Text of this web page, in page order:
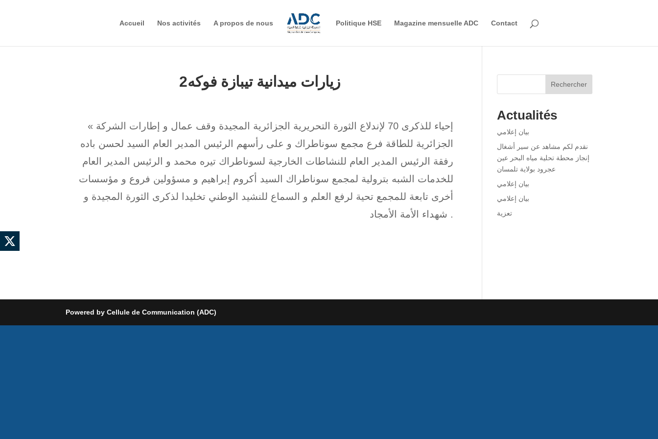
Accueil Nos activités A propos de nous Politique HSE Magazine mensuelle ADC Contact
زيارات ميدانية تيبازة فوكه2
« إحياء للذكرى 70 لإندلاع الثورة التحريرية الجزائرية المجيدة وقف عمال و إطارات الشركة
الجزائرية للطاقة فرع مجمع سوناطراك و على رأسهم الرئيس المدير العام السيد لحسن باده
رفقة الرئيس المدير العام للنشاطات الخارجية لسوناطراك تيره محمد و الرئيس المدير العام
للخدمات الشبه بترولية لمجمع سوناطراك السيد أكروم إبراهيم و مسؤولين فروع و مؤسسات
أخرى تابعة للمجمع تحية لرفع العلم و السماع للنشيد
الوطني تخليدا لذكرى الثورة المجيدة و
شهداء الأمة الأمجاد .
Rechercher
Actualités
بيان إعلامي
نقدم لكم مشاهد عن سير أشغال
إنجاز محطة تحلية مياه البحر عين
عجرود بولاية تلمسان
بيان إعلامي
بيان إعلامي
تعزية
Powered by Cellule de Communication (ADC)